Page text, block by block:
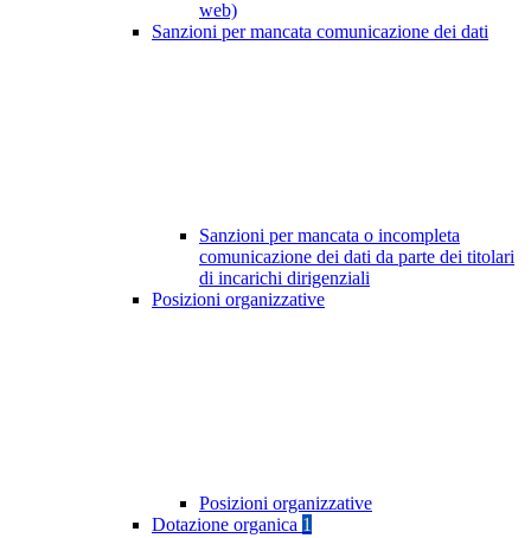
web)
Sanzioni per mancata comunicazione dei dati
Sanzioni per mancata o incompleta
comunicazione dei dati da parte dei titolari
di incarichi dirigenziali
Posizioni organizzative
Posizioni organizzative
Dotazione organica 1